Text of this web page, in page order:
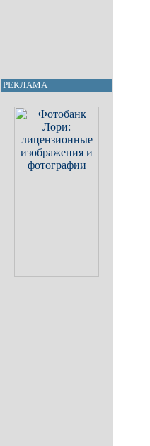
РЕКЛАМА